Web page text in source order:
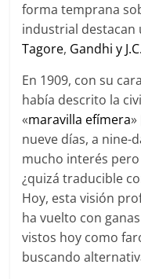
forma temprana
industrial destacan
Tagore, Gandhi y
En 1909, con su
había descrito la
«maravilla efímera
nueve días, a nine-
mucho interés
¿quizá traducible
Hoy, esta visión
ha vuelto con
vistos hoy como
buscando